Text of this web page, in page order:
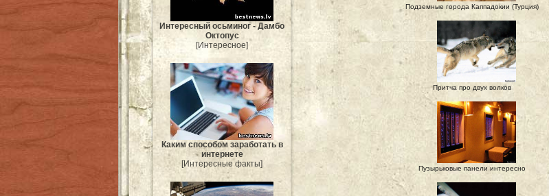
Интересный осьминог - Дамбо
Октопус
[Интересное]
Каким способом заработать в
интернете
[Интересные факты]
Подземные города Каппадокии (Турция)
Притча про двух волков
Пузырьковые панели интересно